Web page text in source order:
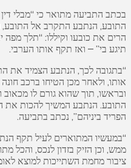
בכתב התביעה מתואר כי “מבלי
התובע, הנתבע התקרב אל התובע,
הרים את כובעו וקיללו: “תלך
תיגע בי” – ואז תקף אותו הערבי.
“בתגובה לכך, הנתבע הצמיד את
אותו, ולאחר מכן הטיחו ברכב
ובראשו, תוך שהוא גורם לו
התובע. הנתבע המשיך להכות את
הפריד ביניהם”, נכתב בתביעה.
“במעשיו המתוארים לעיל תקף
ממש, וכן הזיק בזדון לנכס, והכל
ציבור מחמת השתייכות למוצא